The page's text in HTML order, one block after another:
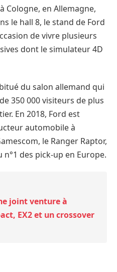
Cologne, en Allemagne,
le hall 8, le stand de Ford
de vivre plusieurs
dont le simulateur 4D
du salon allemand qui
350 000 visiteurs de plus
En 2018, Ford est
automobile à
le Ranger Raptor,
des pick-up en Europe.
joint venture à
EX2 et un crossover